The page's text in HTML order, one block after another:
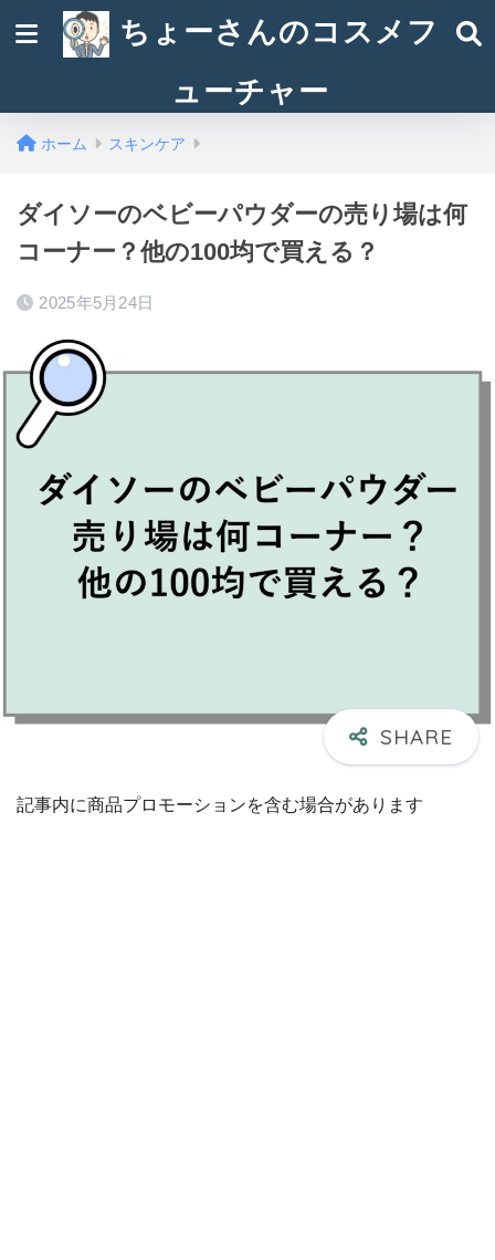
ちょーさんのコスメフ
ューチャー
ホーム スキンケア
ダイソーのベビーパウダーの売り場は何
コーナー？他の100均で買える？
2025年5月24日
記事内に商品プロモーションを含む場合があります